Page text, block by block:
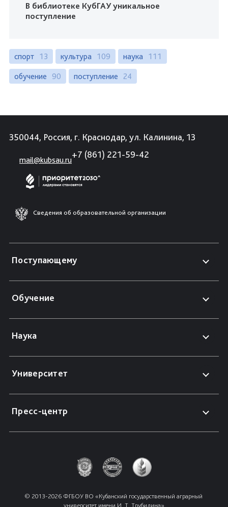
В библиотеке КубГАУ уникальное
поступление
спорт 13 культура 109 наука 111
обучение 90 поступление 24
350044, Россия, г. Краснодар, ул. Калинина, 13
mail@kubsau.ru
+7 (861) 221-59-42
Сведения об образовательной организации
Поступающему
Обучение
Наука
Университет
Пресс-центр
© 2013-2026 ФГБОУ ВО «Кубанский государственный аграрный
университет имени И. Т. Трубилина»